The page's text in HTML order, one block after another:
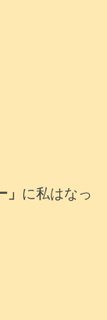
に私はなっ